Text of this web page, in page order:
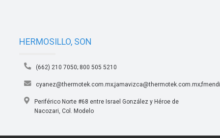
HERMOSILLO, SON
(662) 210 7050; 800 505 5210
Periférico Norte #68 entre Israel González y Héroe de
Nacozari, Col. Modelo